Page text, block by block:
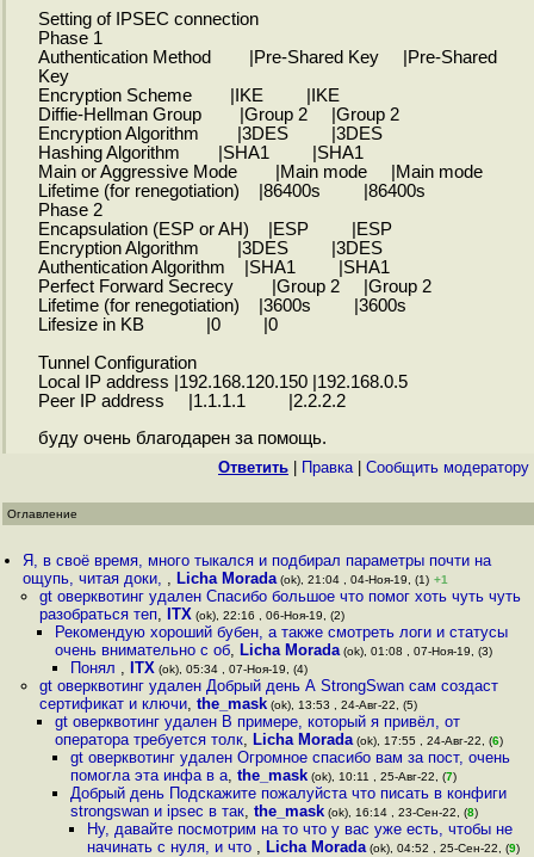
Setting of IPSEC connection
Phase 1
Authentication Method |Pre-Shared Key |Pre-Shared
Key
Encryption Scheme |IKE |IKE
Diffie-Hellman Group |Group 2 |Group 2
Encryption Algorithm |3DES |3DES
Hashing Algorithm |SHA1 |SHA1
Main or Aggressive Mode |Main mode |Main mode
Lifetime (for renegotiation) |86400s |86400s
Phase 2
Encapsulation (ESP or AH) |ESP |ESP
Encryption Algorithm |3DES |3DES
Authentication Algorithm |SHA1 |SHA1
Perfect Forward Secrecy |Group 2 |Group 2
Lifetime (for renegotiation) |3600s |3600s
Lifesize in KB |0 |0
Tunnel Configuration
Local IP address |192.168.120.150 |192.168.0.5
Peer IP address |1.1.1.1 |2.2.2.2
буду очень благодарен за помощь.
Ответить Правка| Cообщить модератору
Оглавление
Я, в своё время, много тыкался и подбирал параметры почти на
ощупь, читая доки, , Licha Morada (ok), 21:04 , 04-Ноя-19, (1) +1
gt оверквотинг удален Спасибо большое что помог хоть чуть чуть
разобраться теп, ITX (ok), 22:16 , 06-Ноя-19, (2)
Рекомендую хороший бубен, а также смотреть логи и статусы
очень внимательно с об, Licha Morada(ok), 01:08 , 07-Ноя-19, (3)
Понял , ITX (ok), 05:34 , 07-Ноя-19, (4)
gt оверквотинг удален Добрый день А StrongSwan сам создаст
сертификат и ключи, the_mask(ok), 13:53 , 24-Авг-22, (5)
gt оверквотинг удален В примере, который я привёл, от
оператора требуется толк, Licha Morada(ok), 17:55 , 24-Авг-22, (6)
gt оверквотинг удален Огромное спасибо вам за пост, очень
помогла эта инфа в а,the_mask (ok), 10:11 , 25-Авг-22, (7)
Добрый день Подскажите пожалуйста что писать в конфиги
strongswan и ipsec в так,the_mask (ok), 16:14 , 23-Сен-22, (8)
Ну, давайте посмотрим на то что у вас уже есть, чтобы не
начинать с нуля, и что , Licha Morada(ok), 04:52 , 25-Сен-22, (9)